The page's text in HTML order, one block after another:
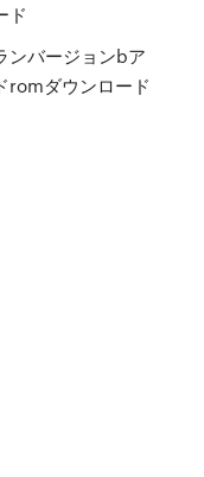
ド
ンバージョンbア
romダウンロード